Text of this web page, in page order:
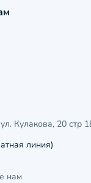
Кулакова, 20 стр
линия)
нам